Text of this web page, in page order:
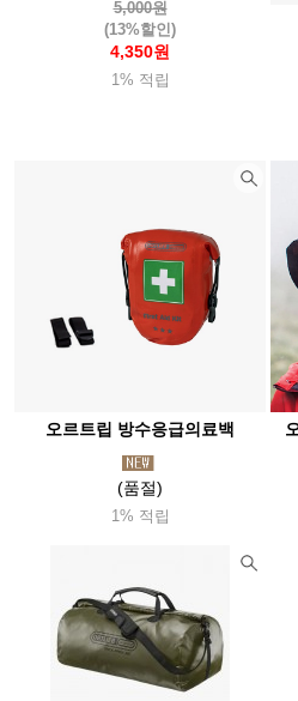
5,000원
(13%할인)
4,350원
1% 적립
오르트립 방수응급의료백
(품절)
1% 적립